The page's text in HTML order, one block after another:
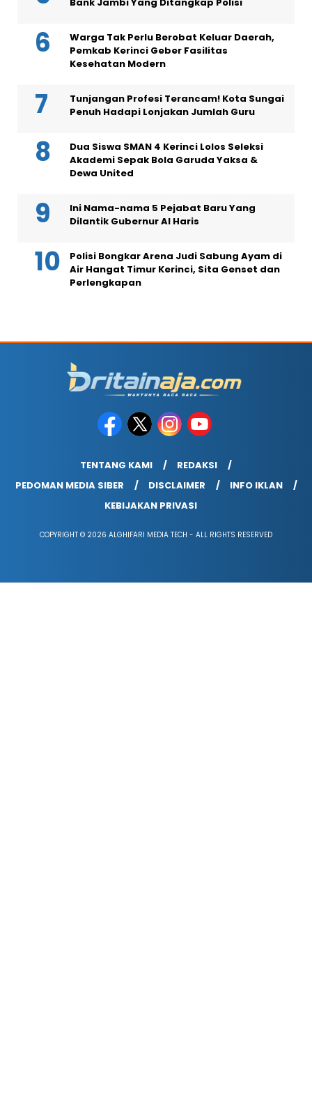
Warga Tak Perlu Berobat Keluar Daerah,
Pemkab Kerinci Geber Fasilitas
Kesehatan Modern
Tunjangan Profesi Terancam! Kota Sungai
Penuh Hadapi Lonjakan Jumlah Guru
Dua Siswa SMAN 4 Kerinci Lolos Seleksi
Akademi Sepak Bola Garuda Yaksa &
Dewa United
Ini Nama-nama 5 Pejabat Baru Yang
Dilantik Gubernur Al Haris
Polisi Bongkar Arena Judi Sabung Ayam di
Air Hangat Timur Kerinci, Sita Genset dan
Perlengkapan
TENTANG KAMI
REDAKSI
PEDOMAN MEDIA SIBER
DISCLAIMER
INFO IKLAN
KEBIJAKAN PRIVASI
COPYRIGHT © 2026 ALGHIFARI MEDIA TECH - ALL RIGHTS RESERVED